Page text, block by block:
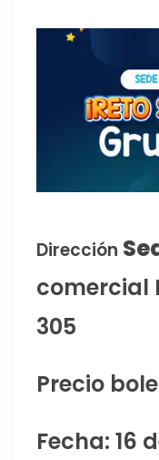
Dirección
comercial
305
Precio
Fecha: 16